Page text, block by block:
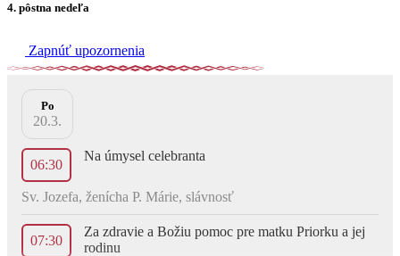
4. pôstna nedeľa
Zapnúť upozornenia
Po
20.3.
06:30
Na úmysel celebranta
Sv. Jozefa, ženícha P. Márie, slávnosť
07:30
Za zdravie a Božiu pomoc pre matku Priorku a jej
rodinu